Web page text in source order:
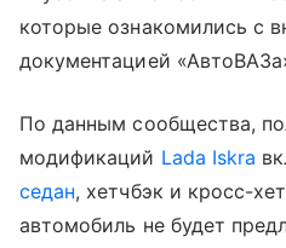
которые ознакомились с
документацией
По данным сообщества,
модификаций Lada Iskra
седан, хетчбэк и кросс-
автомобиль не будет